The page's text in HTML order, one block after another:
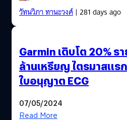
วัทนวิภา ทานะวงศ์| 281 days ago
Garmin เติบโต 20% ร
ล้านเหรียญ ไตรมาสแ
ใบอนุญาต ECG
07/05/2024
Read More